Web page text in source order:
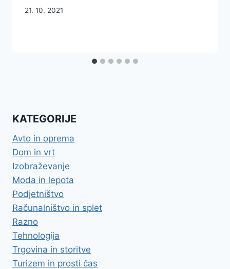
21. 10. 2021
KATEGORIJE
Avto in oprema
Dom in vrt
Izobraževanje
Moda in lepota
Podjetništvo
Računalništvo in splet
Razno
Tehnologija
Trgovina in storitve
Turizem in prosti čas